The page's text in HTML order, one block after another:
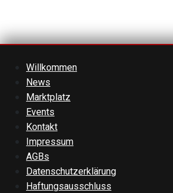
Willkommen
News
Marktplatz
Events
Kontakt
Impressum
AGBs
Datenschutzerklärung
Haftungsausschluss